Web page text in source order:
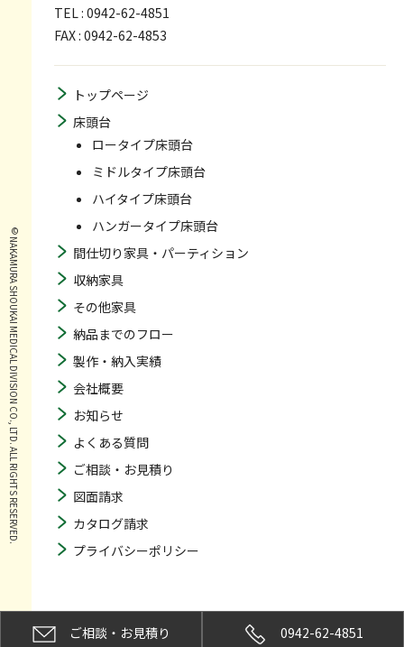
TEL : 0942-62-4851
FAX : 0942-62-4853
トップページ
床頭台
ロータイプ床頭台
ミドルタイプ床頭台
ハイタイプ床頭台
ハンガータイプ床頭台
間仕切り家具・パーティション
収納家具
その他家具
納品までのフロー
製作・納入実績
会社概要
お知らせ
よくある質問
ご相談・お見積り
図面請求
カタログ請求
プライバシーポリシー
© NAKAMURA SHOUKAI MEDICAL DIVISION CO., LTD. ALL RIGHTS RESERVED.
ご相談・お見積り 0942-62-4851